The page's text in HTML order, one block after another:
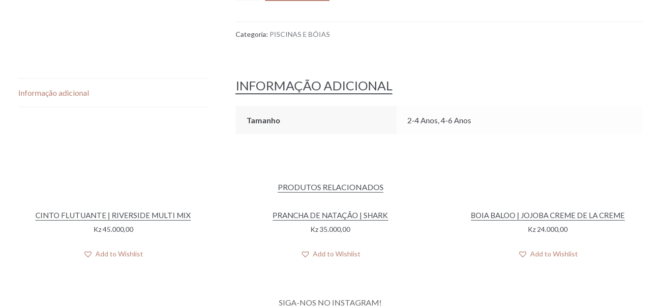
LARGA
Categoria: PISCINAS E BÓIAS
Informação adicional INFORMAÇÃO ADICIONAL
Tamanho 2-4 Anos, 4-6 Anos
PRODUTOS RELACIONADOS
CINTO FLUTUANTE | RIVERSIDE MULTI MIX
Kz45.000,00
Add to Wishlist
PRANCHA DE NATAÇÃO | SHARK
Kz35.000,00
Add to Wishlist
BOIA BALOO | JOJOBA CREME DE LA CREME
Kz 24.000,00
Add to Wishlist
SIGA-NOS NO INSTAGRAM!